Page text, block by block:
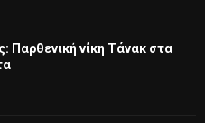
Παρθενική νίκη Τάνακ στα